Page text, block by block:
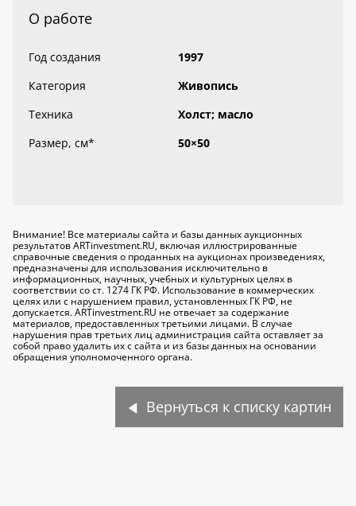
О работе
Год создания
1997
Категория
Живопись
Техника
Холст; масло
Размер, см* 50×50
Внимание! Все материалы сайта и базы данных аукционных
результатов ARTinvestment.RU, включая иллюстрированные
справочные сведения о проданных на аукционах произведениях,
предназначены для использования исключительно в
информационных, научных, учебных и культурных целях в
соответствии со ст. 1274 ГК РФ. Использование в коммерческих
целях или с нарушением правил, установленных ГК РФ, не
допускается. ARTinvestment.RU не отвечает за содержание
материалов, предоставленных третьими лицами. В случае
нарушения прав третьих лиц администрация сайта оставляет за
собой право удалить их с сайта и из базы данных на основании
обращения уполномоченного органа.
Вернуться к списку картин